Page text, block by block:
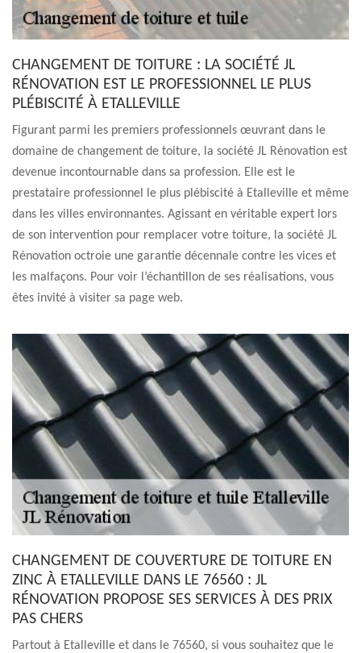
CHANGEMENT DE TOITURE : LA SOCIÉTÉ JL
RÉNOVATION EST LE PROFESSIONNEL LE PLUS
PLÉBISCITÉ À ETALLEVILLE
Figurant parmi les premiers professionnels œuvrant dans le
domaine de changement de toiture, la société JL Rénovation est
devenue incontournable dans sa profession. Elle est le
prestataire professionnel le plus plébiscité à Etalleville et même
dans les villes environnantes. Agissant en véritable expert lors
de son intervention pour remplacer votre toiture, la société JL
Rénovation octroie une garantie décennale contre les vices et
les malfaçons. Pour voir l’échantillon de ses réalisations, vous
êtes invité à visiter sa page web.
CHANGEMENT DE COUVERTURE DE TOITURE EN
ZINC À ETALLEVILLE DANS LE 76560 : JL
RÉNOVATION PROPOSE SES SERVICES À DES PRIX
PAS CHERS
Partout à Etalleville et dans le 76560, si vous souhaitez que le